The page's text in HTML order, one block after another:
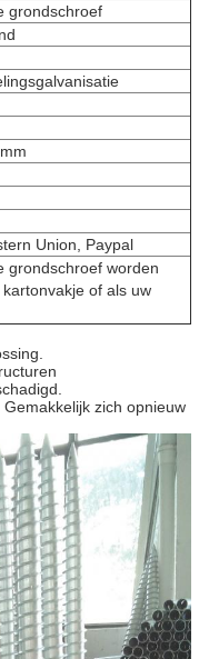
grondschroef
Union, Paypal
grondschroef worden
of als uw
zich opnieuw